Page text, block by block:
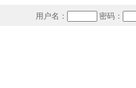
用户名： 密码：